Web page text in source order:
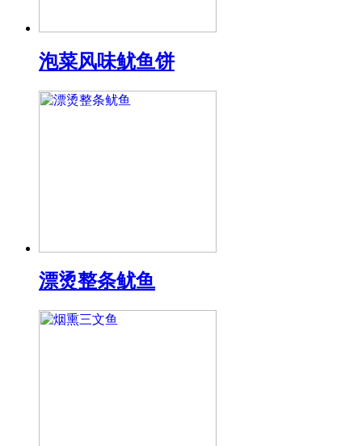
泡菜风味鱿鱼饼
漂烫整条鱿鱼